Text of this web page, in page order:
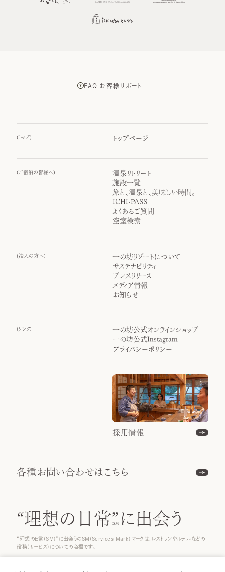
FAQ お客様サポート
( トップ) トップページ
( ご宿泊の皆様へ)
温泉リトリート
施設一覧
旅と、温泉と、美味しい時間。
ICHI-PASS
よくあるご質問
空室検索
(法人の方へ)
一の坊リゾートについて
サステナビリティ
プレスリリース
メディア情報
お知らせ
( リンク)
一の坊公式オンラインショップ
一の坊公式Instagram
プライバシーポリシー
採用情報
各種お問い合わせはこちら
“理想の日常”に出会う
“理想の日常(SM)”に出会うのSM(Services Mark)マークは、レストランやホテルなどの
役務(サービス)についての商標です。